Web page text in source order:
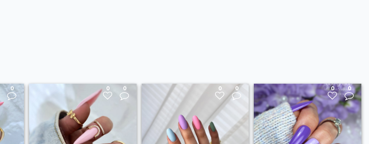
0 0 0 0 0 0 0